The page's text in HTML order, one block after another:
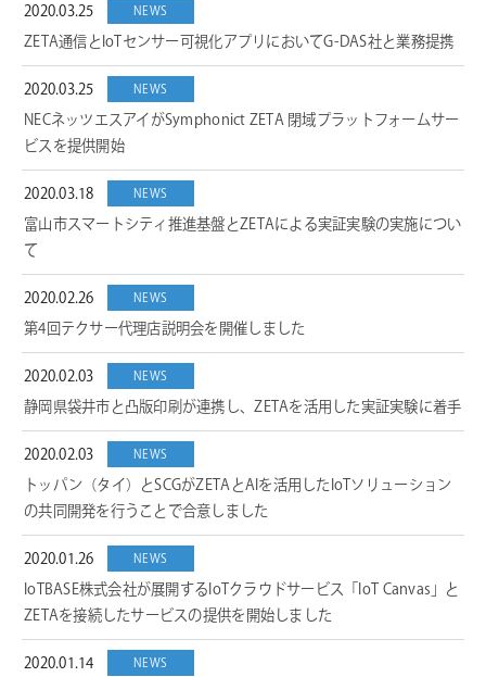
2020.03.25 NEWS
ZETA通信とIoTセンサー可視化アプリにおいてG-DAS社と業務提携
2020.03.25 NEWS
NECネッツエスアイがSymphonict ZETA 閉域プラットフォームサー
ビスを提供開始
2020.03.18 NEWS
富山市スマートシティ推進基盤とZETAによる実証実験の実施につい
て
2020.02.26 NEWS
第4回テクサー代理店説明会を開催しました
2020.02.03 NEWS
静岡県袋井市と凸版印刷が連携し、ZETAを活用した実証実験に着手
2020.02.03 NEWS
トッパン（タイ）とSCGがZETAとAIを活用したIoTソリューション
の共同開発を行うことで合意しました
2020.01.26 NEWS
IoTBASE株式会社が展開するIoTクラウドサービス「IoT Canvas」と
ZETAを接続したサービスの提供を開始しました
2020.01.14 NEWS